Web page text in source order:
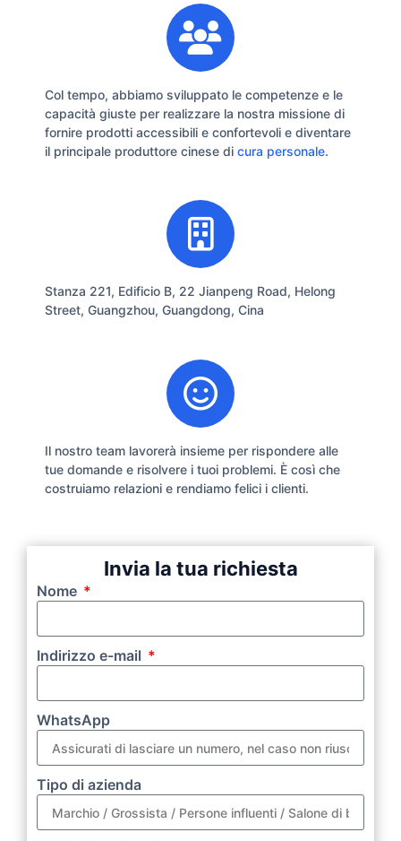
Col tempo, abbiamo sviluppato le competenze e le
capacità giuste per realizzare la nostra missione di
fornire prodotti accessibili e confortevoli e diventare
il principale produttore cinese di cura personale.
Stanza 221, Edificio B, 22 Jianpeng Road, Helong
Street, Guangzhou, Guangdong, Cina
Il nostro team lavorerà insieme per rispondere alle
tue domande e risolvere i tuoi problemi. È così che
costruiamo relazioni e rendiamo felici i clienti.
Invia la tua richiesta
Nome
Indirizzo e-mail
WhatsApp
Tipo di azienda